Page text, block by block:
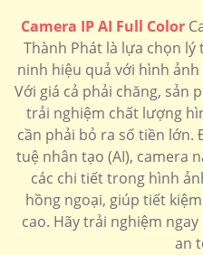
Camera IP AI Full Color
Thành Phát là lựa chọn
ninh hiệu quả với hình
Với giá cả phải chăng, sản
trải nghiệm chất lượng
cần phải bỏ ra số tiền
tuệ nhân tạo (AI), camera
các chi tiết trong hình
hồng ngoại, giúp tiết
cao. Hãy trải nghiệm
an